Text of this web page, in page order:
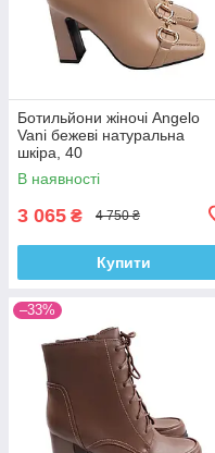
Ботильйони жіночі Angelo
Vani бежеві натуральна
шкіра, 40
В наявності
3 065 ₴ 4 750 ₴
Купити
–33%